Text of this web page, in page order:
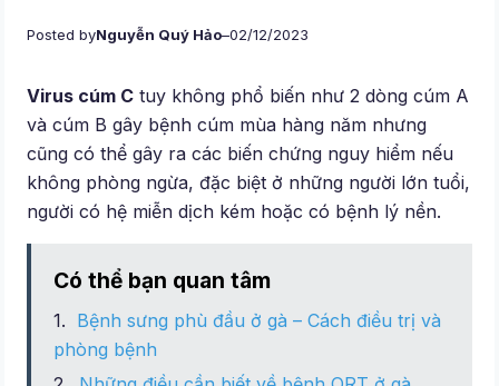
Posted byNguyễn Quý Hảo–02/12/2023
Virus cúm C tuy không phổ biến như 2 dòng cúm A
và cúm B gây bệnh cúm mùa hàng năm nhưng
cũng có thể gây ra các biến chứng nguy hiểm nếu
không phòng ngừa, đặc biệt ở những người lớn tuổi,
người có hệ miễn dịch kém hoặc có bệnh lý nền.
Có thể bạn quan tâm
Bệnh sưng phù đầu ở gà – Cách điều trị và
phòng bệnh